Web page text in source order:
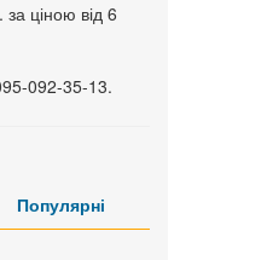
ціною від 6
092-35-13.
Популярні